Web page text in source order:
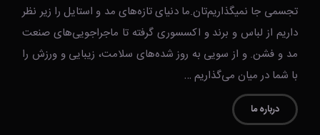
تجسمی جا نمیگذاریم‌تان.ما دنیای تازه‌های مد و استایل را زیر نظر
داریم از لباس و برند و اکسسوری گرفته تا ماجراجویی‌های صنعت
مد و فشن. و از سویی به روز شده‌های سلامت، زیبایی و ورزش را
با شما در میان می‌گذاریم …
درباره ما